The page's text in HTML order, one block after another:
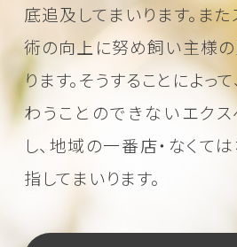
底追及してまいります。ま
術の向上に努め飼い主様
ります。そうすることによっ
わうことのできないエク
し、地域の一番店・なくて
指してまいります。